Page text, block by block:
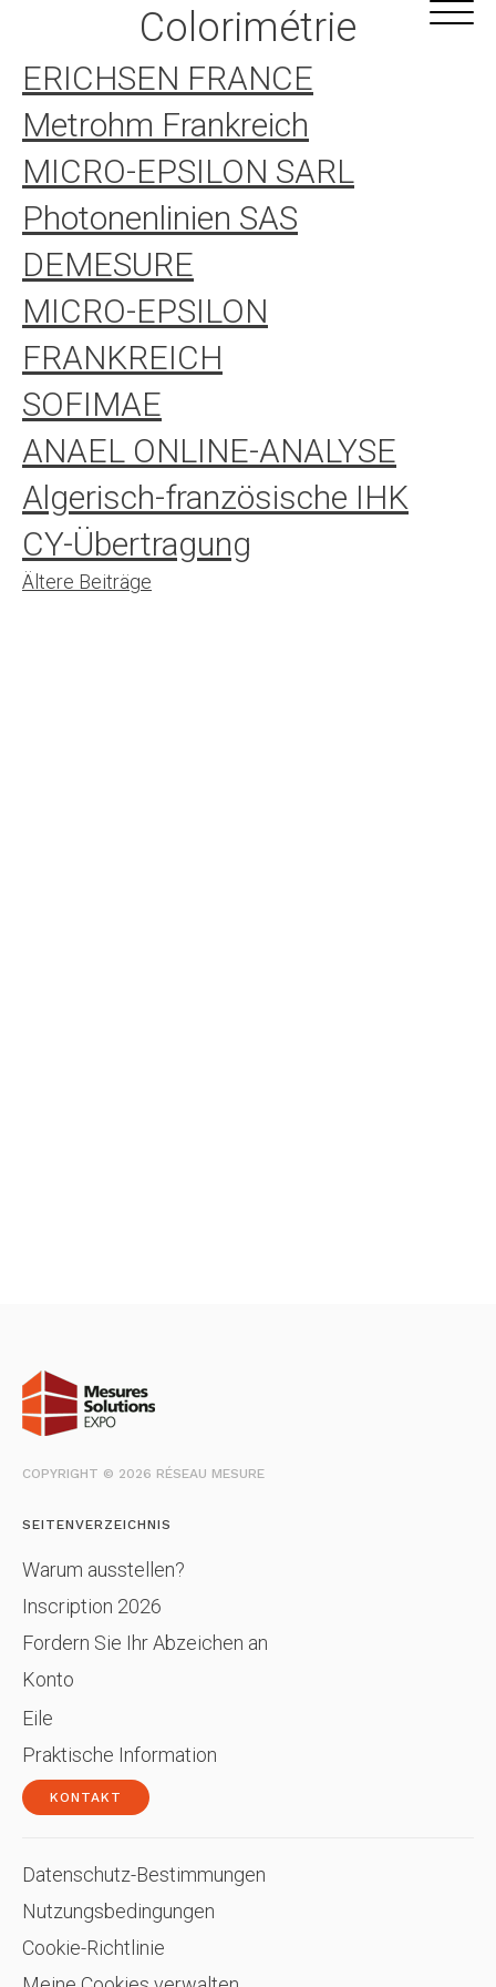
Colorimétrie
ERICHSEN FRANCE
Metrohm Frankreich
MICRO-EPSILON SARL
Photonenlinien SAS
DEMESURE
MICRO-EPSILON
FRANKREICH
SOFIMAE
ANAEL ONLINE-ANALYSE
Algerisch-französische IHK
CY-Übertragung
Beitrags-
Ältere Beiträge
COPYRIGHT © 2026 RÉSEAU MESURE
SEITENVERZEICHNIS
Warum ausstellen?
Inscription 2026
Fordern Sie Ihr Abzeichen an
Konto
Eile
Praktische Information
KONTAKT
Datenschutz-Bestimmungen
Nutzungsbedingungen
Cookie-Richtlinie
Cookie-Einstellungen